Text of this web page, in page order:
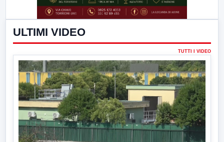
ULTIMI VIDEO
TUTTI I VIDEO